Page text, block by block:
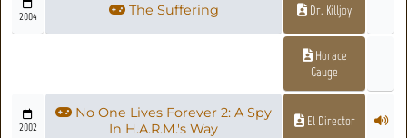
2004 The Suffering Dr. Killjoy
Horace
Gauge
2002
No One Lives Forever 2: A Spy
In H.A.R.M.'s Way
El Director